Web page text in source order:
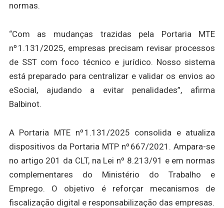
normas.
“Com as mudanças trazidas pela Portaria MTE
nº 1.131/2025, empresas precisam revisar processos
de SST com foco técnico e jurídico. Nosso sistema
está preparado para centralizar e validar os envios ao
eSocial, ajudando a evitar penalidades”, afirma
Balbinot.
A Portaria MTE nº 1.131/2025 consolida e atualiza
dispositivos da Portaria MTP nº 667/2021. Ampara-se
no artigo 201 da CLT, na Lei nº 8.213/91 e em normas
complementares do Ministério do Trabalho e
Emprego. O objetivo é reforçar mecanismos de
fiscalização digital e responsabilização das empresas.